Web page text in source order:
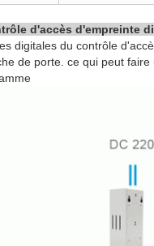
d'accès d'empreinte
digitales du contrôle
de porte. ce qui peut